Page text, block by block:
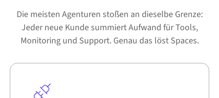
Die meisten Agenturen stoßen an dieselbe Grenze:
Jeder neue Kunde summiert Aufwand für Tools,
Monitoring und Support. Genau das löst Spaces.